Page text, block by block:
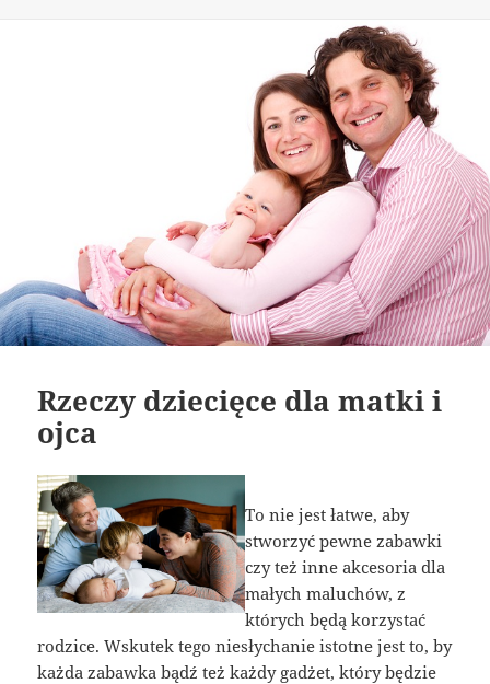
Rzeczy dziecięce dla matki i
ojca
To nie jest łatwe, aby
stworzyć pewne zabawki
czy też inne akcesoria dla
małych maluchów, z
których będą korzystać
rodzice. Wskutek tego niesłychanie istotne jest to, by
każda zabawka bądź też każdy gadżet, który będzie